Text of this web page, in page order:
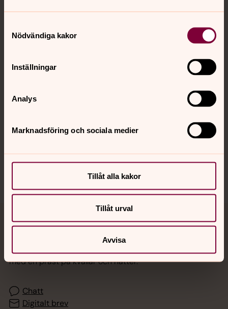
Nödvändiga kakor
Inställningar
Analys
Marknadsföring och sociala medier
Tillåt alla kakor
Tillåt urval
Avvisa
Kontakt
Kalender
Jourhavande präst
med en präst på kvällar och nätter.
Chatt
Digitalt brev